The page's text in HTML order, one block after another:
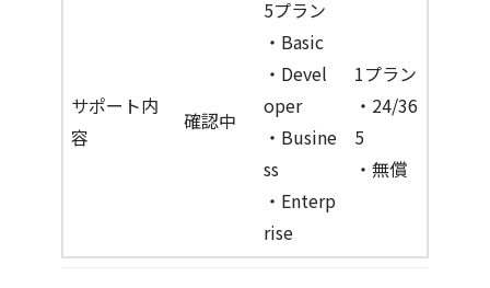
サポート内
容
確認中
5プラン
・Basic
・Devel
oper
・Busine
ss
・Enterp
rise
1プラン
・24/36
5
・無償